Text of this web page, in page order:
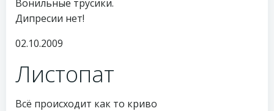
Вонильные трусики.
Дипресии нет!
02.10.2009
Листопат
Всё происходит как то криво